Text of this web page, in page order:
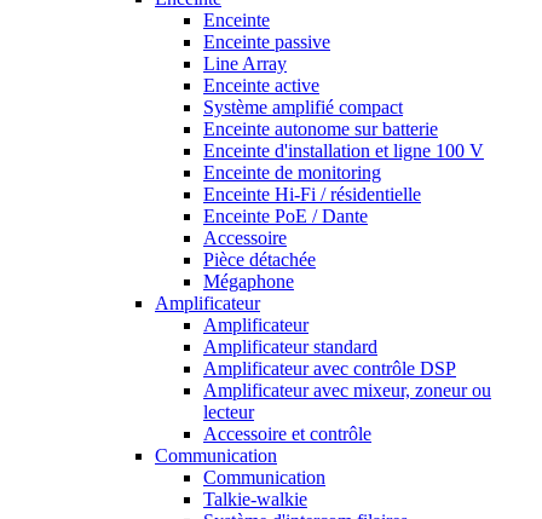
Enceinte
Enceinte passive
Line Array
Enceinte active
Système amplifié compact
Enceinte autonome sur batterie
Enceinte d'installation et ligne 100 V
Enceinte de monitoring
Enceinte Hi-Fi / résidentielle
Enceinte PoE / Dante
Accessoire
Pièce détachée
Mégaphone
Amplificateur
Amplificateur
Amplificateur standard
Amplificateur avec contrôle DSP
Amplificateur avec mixeur, zoneur ou
lecteur
Accessoire et contrôle
Communication
Communication
Talkie-walkie